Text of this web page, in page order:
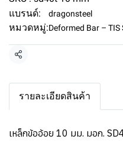
แบรนด์:
dragonsteel
หมวดหมู่:Deformed Bar – TIS
แชร์
รายละเอียดสินค้า
เหล็กข้ออ้อย 10 มม. มอก.